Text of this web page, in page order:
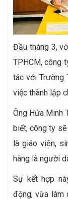
Đầu tháng 3,
TPHCM, công
tác với Trường
việc thành lập
Ông Hứa Minh
biết, công ty
là giáo viên,
hàng là người
Sự kết hợp
động, vừa làm